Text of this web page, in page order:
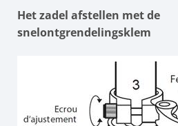
Het zadel afstellen met de
snelontgrendelingsklem